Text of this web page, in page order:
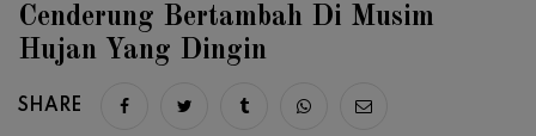
Cenderung Bertambah Di Musim
Hujan Yang Dingin
SHARE Share on facebook
Share on twitter
Share on tumblr
Share via whatsapp
Share via email